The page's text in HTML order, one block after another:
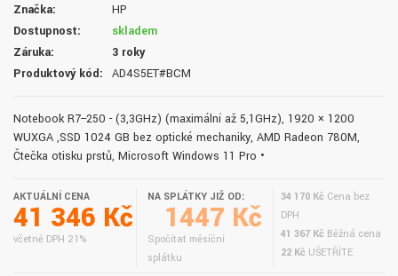
Značka:
HP
Dostupnost:
skladem
Záruka:
3 roky
Produktový kód:
AD4S5ET#BCM
Notebook R7--250 - (3,3GHz) (maximální až 5,1GHz), 1920 × 1200
WUXGA ,SSD 1024 GB bez optické mechaniky, AMD Radeon 780M,
Čtečka otisku prstů, Microsoft Windows 11 Pro •
AKTUÁLNÍ CENA
41 346 Kč
včetně DPH 21%
NA SPLÁTKY JIŽ OD:
1447 Kč
Spočítat měsíční
splátku
34 170 Kč Cena bez
DPH
41 367 Kč Běžná cena
22 Kč UŠETŘÍTE